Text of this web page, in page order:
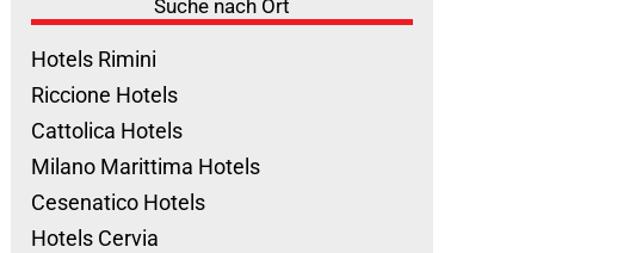
Suche nach Ort
Hotels Rimini
Riccione Hotels
Cattolica Hotels
Milano Marittima Hotels
Cesenatico Hotels
Hotels Cervia